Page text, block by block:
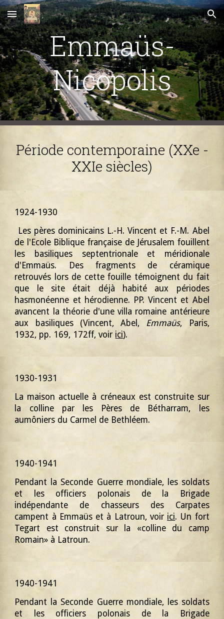
Skip to main content Skip to navigation
Emmaüs-
Nicopolis
Période contemporaine (XXe -
XXIe siècles)
1924-1930
Les pères dominicains L.-H. Vincent et F.-M. Abel
de l'Ecole Biblique française de Jérusalem fouillent
les basiliques septentrionale et méridionale
d'Emmaüs. Des fragments de céramique
retrouvés lors de cette fouille témoignent du fait
que le site était déjà habité aux périodes
hasmonéenne et hérodienne. PP. Vincent et Abel
avancent la théorie d'une villa romaine antérieure
aux basiliques (Vincent, Abel, Emmaüs, Paris,
1932, pp. 169, 172ff, voir ici).
1930-1931
La maison actuelle à créneaux est construite sur
la colline par les Pères de Bétharram, les
aumôniers du Carmel de Bethléem.
1940-1941
Pendant la Seconde Guerre mondiale, les soldats
et les officiers polonais de la Brigade
indépendante de chasseurs des Carpates
campent à Emmaüs et à Latroun, voir ici. Un fort
Tegart est construit sur la «colline du camp
Romain» à Latroun.
1940-1941
Pendant la Seconde Guerre mondiale, les soldats
et les officiers polonais de la Brigade